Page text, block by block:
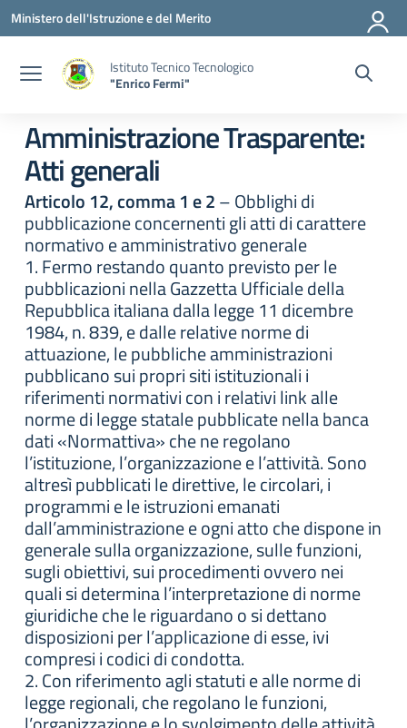
Vai ai contenuti
Vai al menu di navigazione
Vai al footer
Ministero dell'Istruzione e del Merito
Istituto Tecnico Tecnologico
"Enrico Fermi"
Amministrazione Trasparente:
Atti generali
Articolo 12, comma 1 e 2– Obblighi di
pubblicazione concernenti gli atti di carattere
normativo e amministrativo generale
1. Fermo restando quanto previsto per le
pubblicazioni nella Gazzetta Ufficiale della
Repubblica italiana dalla legge 11 dicembre
1984, n. 839, e dalle relative norme di
attuazione, le pubbliche amministrazioni
pubblicano sui propri siti istituzionali i
riferimenti normativi con i relativi link alle
norme di legge statale pubblicate nella banca
dati «Normattiva» che ne regolano
l’istituzione, l’organizzazione e l’attività. Sono
altresì pubblicati le direttive, le circolari, i
programmi e le istruzioni emanati
dall’amministrazione e ogni atto che dispone in
generale sulla organizzazione, sulle funzioni,
sugli obiettivi, sui procedimenti ovvero nei
quali si determina l’interpretazione di norme
giuridiche che le riguardano o si dettano
disposizioni per l’applicazione di esse, ivi
compresi i codici di condotta.
2. Con riferimento agli statuti e alle norme di
legge regionali, che regolano le funzioni,